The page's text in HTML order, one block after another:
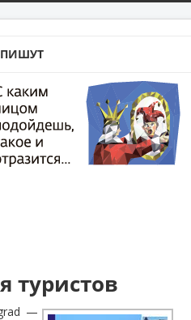
ПИШУТ
туристов
—